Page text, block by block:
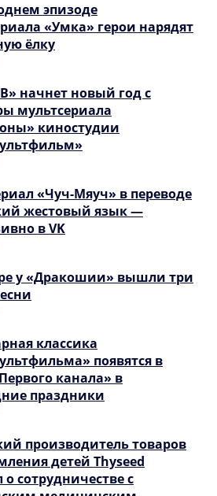
эпизоде
«Умка» герои нарядят
ёлку
начнет новый год с
мультсериала
киностудии
«Чуч-Мяуч» в переводе
жестовый язык —
в VK
у «Дракошии» вышли три
классика
появятся в
канала» в
праздники
производитель товаров
детей Thyseed
сотрудничестве с